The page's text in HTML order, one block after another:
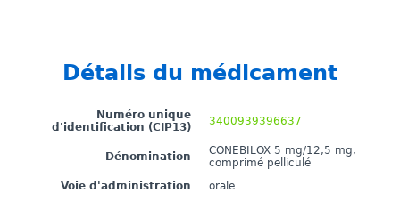
Détails du médicament
Numéro unique
d'identification (CIP13)
3400939396637
Dénomination
CONEBILOX 5 mg/12,5 mg,
comprimé pelliculé
Voie d'administration
orale